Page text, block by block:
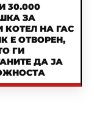
30.000
ЗА
КОТЕЛ НА ГАС
Е ОТВОРЕН,
ГИ
ДА ЈА